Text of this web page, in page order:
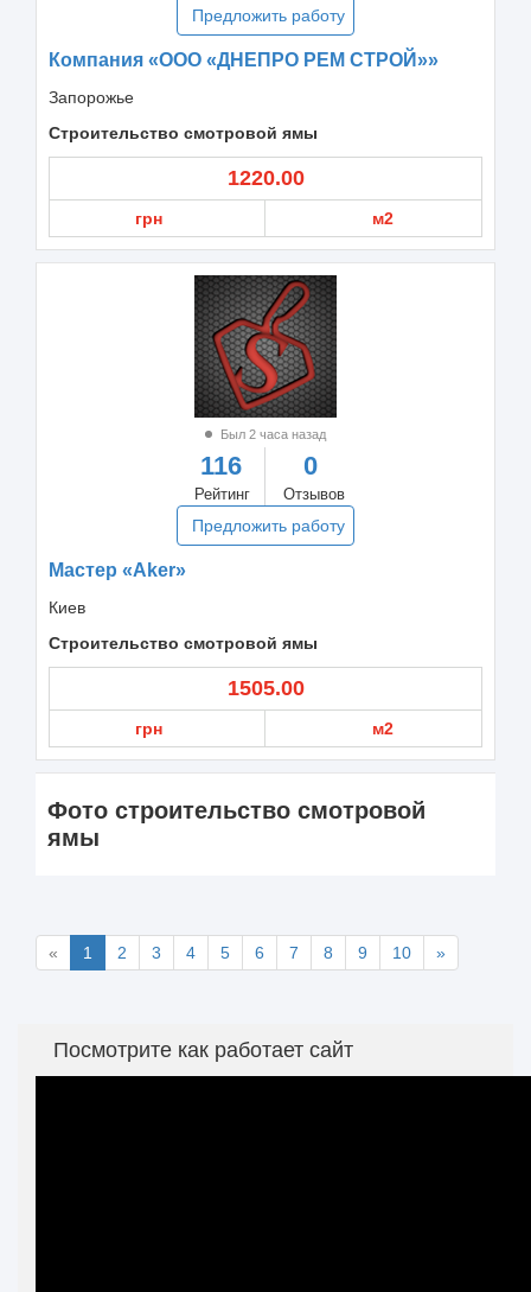
Предложить работу
Компания «ООО «ДНЕПРО РЕМ СТРОЙ»»
Запорожье
Строительство смотровой ямы
1220.00
грн м2
Был 2 часа назад
116
Рейтинг
0
Отзывов
Предложить работу
Мастер «Aker»
Киев
Строительство смотровой ямы
1505.00
грн м2
Фото строительство смотровой
ямы
« 1 2 3 4 5 6 7 8 9 10 »
Посмотрите как работает сайт